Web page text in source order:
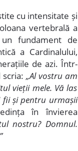
cu intensitate și
vertebrală a
fundament de
a Cardinalului,
de azi. Într-
„Al vostru am
vieții mele. Vă las
și pentru urmașii
în învierea
nostru? Domnul.